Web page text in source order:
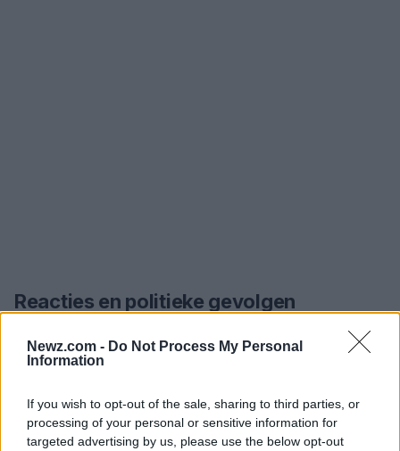
Newz.com - Do Not Process My Personal
Information
If you wish to opt-out of the sale, sharing to third parties, or
processing of your personal or sensitive information for
targeted advertising by us, please use the below opt-out
Reacties en politieke gevolgen
Van Berkel schreef aan de formateur en de partij
dat het haar zwaar viel om zich terug te trekken en
regering die meer voor mensen werkt. Ze gaf aan
dat het nooit haar bedoeling was een onjuiste